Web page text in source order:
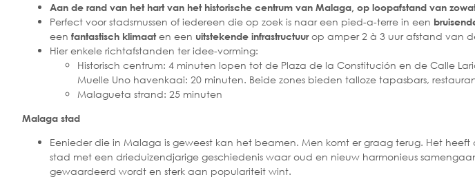
Aan de rand van het hart van het historische centrum van Malaga, op loopafstand van
Perfect voor stadsmussen of iedereen die op zoek is naar een pied-a-terre in een
een fantastisch klimaaten een uitstekende infrastructuurop amper 2 à 3 uur afstand van
Hier enkele richtafstanden ter idee-vorming:
Historisch centrum: 4 minuten lopen tot de Plaza de la Constitución en de Calle
Muelle Uno havenkaai: 20 minuten. Beide zones bieden talloze tapasbars,
Malagueta strand: 25 minuten
Malaga stad
Eenieder die in Malaga is geweest kan het beamen. Men komt er graag terug. Het heeft
stad met een drieduizendjarige geschiedenis waar oud en nieuw harmonieus
gewaardeerd wordt en sterk aan populariteit wint.